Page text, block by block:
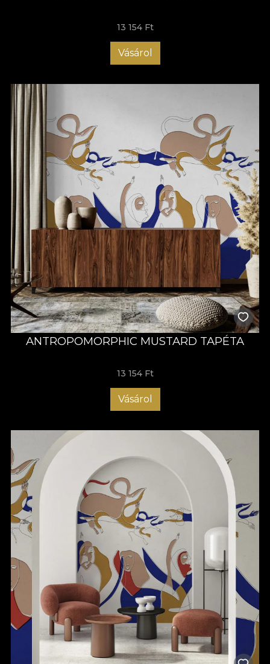
unică. Alege tapetele moderne pentru living VLAdiLA și bucură-
te de un ambient cu adevărat special! Te așteptăm cu modele
unice, create să inspire! Descoperă acum colecția noastră de
tapete și transformă-ți sufrageria într-un loc memorabil, care să
13 154 Ft
Vásárol
ANTROPOMORPHIC MUSTARD TAPÉTA
13 154 Ft
Vásárol